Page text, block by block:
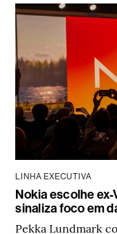
LINHA EXECUTIVA
Nokia escolhe ex-
sinaliza foco em
Pekka Lundmark